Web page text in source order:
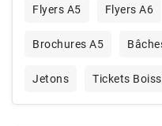
Flyers A5 Flyers A6
Brochures A5
Jetons Tickets